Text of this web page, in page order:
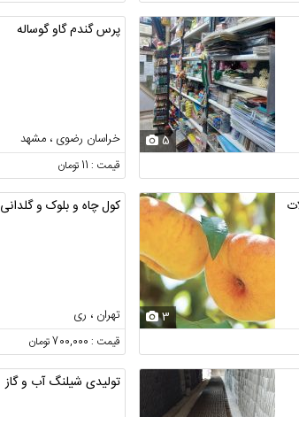
5
پرس گندم گاو گوساله
خراسان رضوی ، مشهد
قیمت : 11 تومان
3
کول چاه و بلوک و گلدانی
تهران ، ری
قیمت : 700,000 تومان
تولیدی شیلنگ آب و گاز